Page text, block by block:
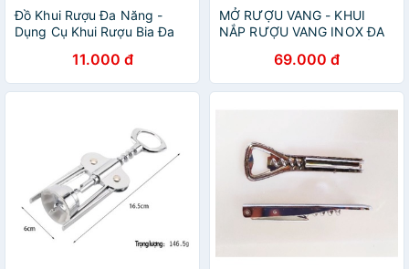
Đồ Khui Rượu Đa Năng -
Dụng Cụ Khui Rượu Bia Đa
11.000 đ
MỞ RƯỢU VANG - KHUI
NẮP RƯỢU VANG INOX ĐA
69.000 đ